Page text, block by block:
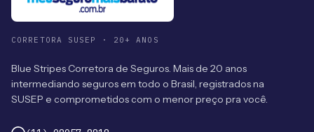
CORRETORA SUSEP · 20+ ANOS
Blue Stripes Corretora de Seguros. Mais de 20 anos
intermediando seguros em todo o Brasil, registrados na
SUSEP e comprometidos com o menor preço pra você.